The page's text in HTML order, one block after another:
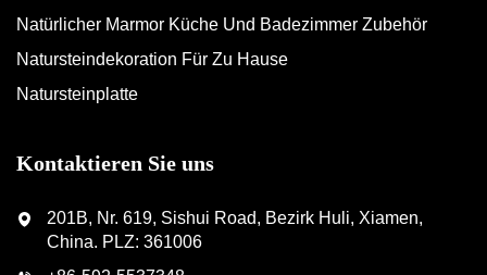
Natürlicher Marmor Küche Und Badezimmer Zubehör
Natursteindekoration Für Zu Hause
Natursteinplatte
Kontaktieren Sie uns
201B, Nr. 619, Sishui Road, Bezirk Huli, Xiamen,
China. PLZ: 361006